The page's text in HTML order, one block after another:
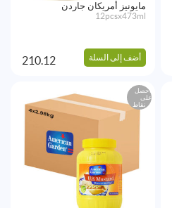
مايونيز أمريكان جاردن
12pcsx473ml
أضف إلى السلة 210.12
احصل
على
نقاط